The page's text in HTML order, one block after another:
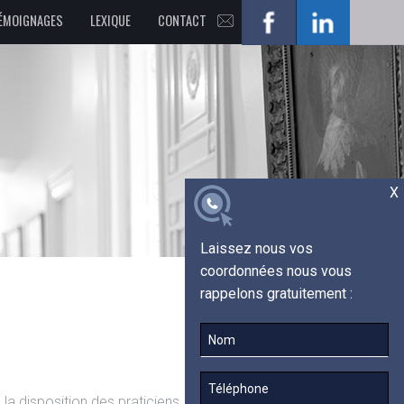
X
Laissez nous vos
coordonnées nous vous
rappelons gratuitement :
FORMULAIRE TÉMOIGNAGES
LEXIQUE
LEXIQUE JURIDIQUE
LEXIQUE MÉDICO-LÉGAL
CONTACT